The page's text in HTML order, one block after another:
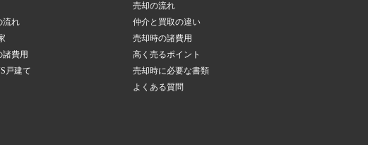
流れ
費用
戸建て
売却の流れ
仲介と買取の違い
売却時の諸費用
高く売るポイント
売却時に必要な書類
よくある質問